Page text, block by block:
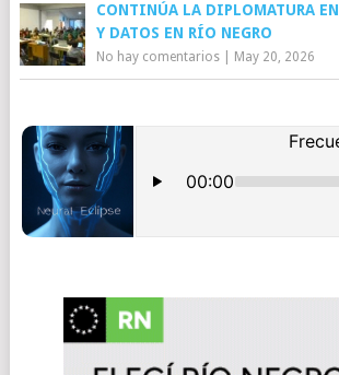
CONTINÚA LA DIPLOMATURA
Y DATOS EN RÍO NEGRO
No hay comentarios| May 20, 2026